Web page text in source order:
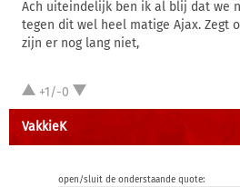
Ach uiteindelijk ben ik al blij dat we
tegen dit wel heel matige Ajax. Zegt
zijn er nog lang niet,
+1/-0
VakkieK
open/sluit de onderstaande quote: